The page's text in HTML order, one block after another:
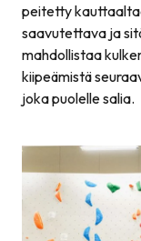
peitetty
saavutettava ja
mahdollistaa
kiipeämistä
joka puolelle salia.